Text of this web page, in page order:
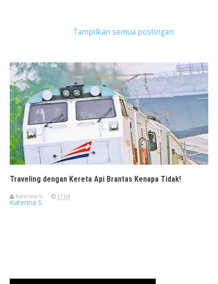
Tampilkan semua postingan
Traveling dengan Kereta Api Brantas Kenapa Tidak!
Katerina S. 17.04
Katerina S.